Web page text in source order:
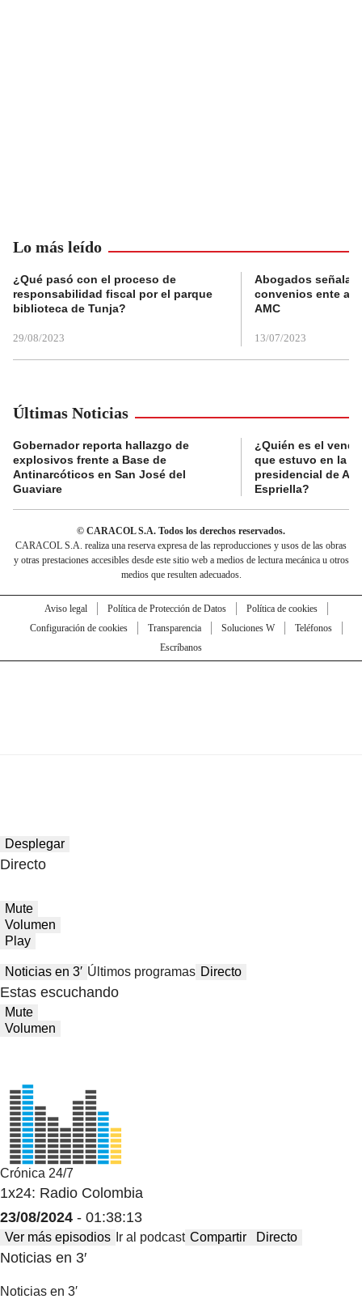
Lo más leído
¿Qué pasó con el proceso de
responsabilidad fiscal por el parque
biblioteca de Tunja?
29/08/2023
Abogados
convenios ente
AMC
13/07/2023
Últimas Noticias
Gobernador reporta hallazgo de
explosivos frente a Base de
Antinarcóticos en San José del
Guaviare
¿Quién es el
que estuvo en la
presidencial de
Espriella?
© CARACOL S.A. Todos los derechos reservados.
CARACOL S.A. realiza una reserva expresa de las reproducciones y usos de las obras
y otras prestaciones accesibles desde este sitio web a medios de lectura mecánica u otros
medios que resulten adecuados.
Aviso legal Política de Protección de Datos
Política de cookies
Configuración de cookies
Transparencia Soluciones W
Teléfonos
Escríbanos
Desplegar
Directo
Mute
Volumen
Play
Noticias en 3′ Últimos programas Directo
Estas escuchando
Mute
Volumen
Crónica 24/7
1x24: Radio Colombia
23/08/2024 - 01:38:13
Ver más episodios Ir al podcast Compartir Directo
Noticias en 3′
Noticias en 3′